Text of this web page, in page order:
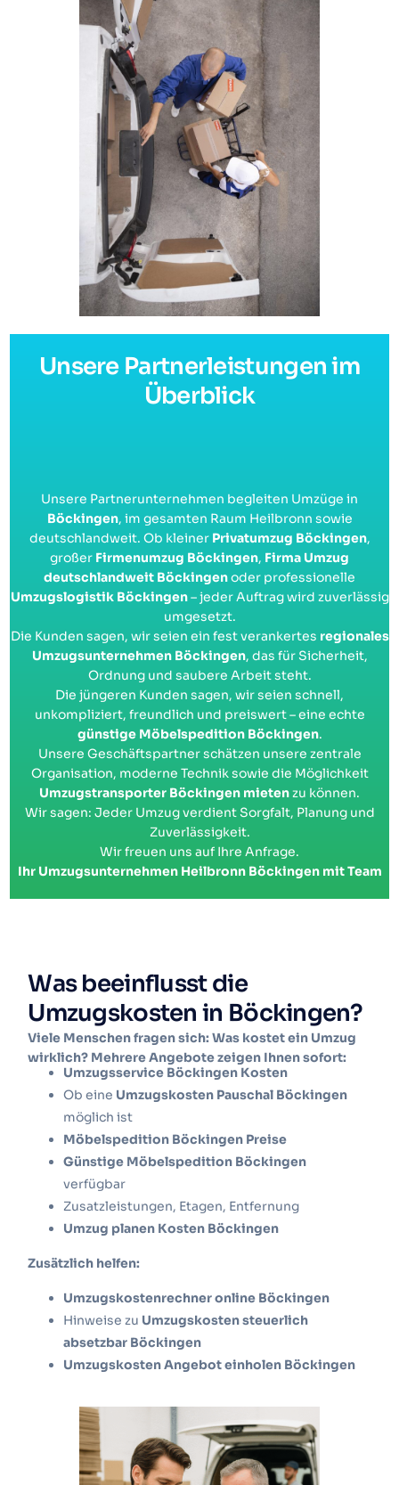
Unsere Partnerleistungen im
Überblick
Unsere Partnerunternehmen begleiten Umzüge in
Böckingen, im gesamten Raum Heilbronn sowie
deutschlandweit. Ob kleiner Privatumzug Böckingen,
großer Firmenumzug Böckingen, Firma Umzug
deutschlandweit Böckingenoder professionelle
Umzugslogistik Böckingen– jeder Auftrag wird zuverlässig
umgesetzt.
Die Kunden sagen, wir seien ein fest verankertes regionales
Umzugsunternehmen Böckingen, das für Sicherheit,
Ordnung und saubere Arbeit steht.
Die jüngeren Kunden sagen, wir seien schnell,
unkompliziert, freundlich und preiswert – eine echte
günstige Möbelspedition Böckingen.
Unsere Geschäftspartner schätzen unsere zentrale
Organisation, moderne Technik sowie die Möglichkeit
Umzugstransporter Böckingen mietenzu können.
Wir sagen: Jeder Umzug verdient Sorgfalt, Planung und
Zuverlässigkeit.
Wir freuen uns auf Ihre Anfrage.
Ihr Umzugsunternehmen Heilbronn Böckingen mit Team
Was beeinflusst die
Umzugskosten in Böckingen?
Viele Menschen fragen sich: Was kostet ein Umzug
wirklich? Mehrere Angebote zeigen Ihnen sofort:
Umzugsservice Böckingen Kosten
Ob eine Umzugskosten Pauschal Böckingen
möglich ist
Möbelspedition Böckingen Preise
Günstige Möbelspedition Böckingen
verfügbar
Zusatzleistungen, Etagen, Entfernung
Umzug planen Kosten Böckingen
Zusätzlich helfen:
Umzugskostenrechner online Böckingen
Hinweise zu Umzugskosten steuerlich
absetzbar Böckingen
Umzugskosten Angebot einholen Böckingen